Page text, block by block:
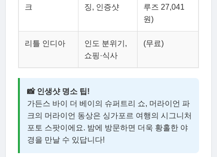
크
징, 인증샷
루즈 27,041
원)
리틀 인디아
인도 분위기,
쇼핑·식사
(무료)
📸 인생샷 명소 팁!
가든스 바이 더 베이의 슈퍼트리 쇼, 머라이언 파
크의 머라이언 동상은 싱가포르 여행의 시그니처
포토 스팟이에요. 밤에 방문하면 더욱 황홀한 야
경을 만날 수 있답니다!